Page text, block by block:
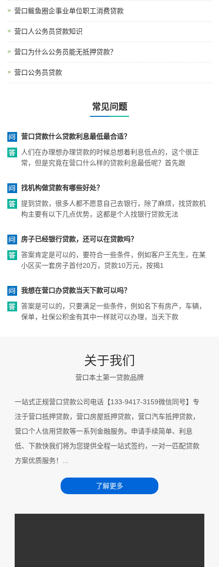
营口鲅鱼圈企事业单位职工消费贷款
营口人公务员贷款知识
营口为什么公务员能无抵押贷款？
营口公务员贷款
常见问题
营口贷款什么贷款利息最低最合适？
人们在办理想办理贷款的时候总想着利息低点的，这个很正
常，但是究竟在营口什么样的贷款利息最低呢？首先跟
找机构做贷款有哪些好处？
提到贷款，很多人都不愿意自己去银行，除了麻烦，找贷款机
构主要有以下几点优势，这都是个人找银行贷款无法
房子已经银行贷款，还可以在贷款吗？
答案肯定是可以的，要符合一些条件，例如客户王先生，在某
小区买一套房子首付20万，贷款10万元，按揭1
我想在营口办贷款当天下款可以吗？
答案是可以的，只要满足一些条件，例如名下有房产，车辆，
保单，社保公积金有其中一样就可以办理，当天下款
关于我们
营口本土第一贷款品牌
一站式正规营口贷款公司电话【133-9417-3159微信同号】专
注于营口抵押贷款，营口房屋抵押贷款，营口汽车抵押贷款，
营口个人信用贷款等一系列金融服务。申请手续简单、利息
低、下款快我们将为您提供全程一站式签约，一对一匹配贷款
方案优质服务！...
了解更多